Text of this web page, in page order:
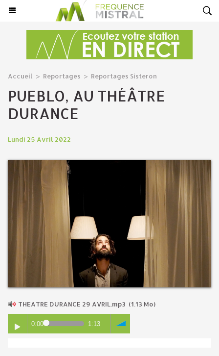
Accueil > Reportages > Reportages Sisteron
PUEBLO, AU THÉÂTRE
DURANCE
Lundi 25 Avril 2022
THEATRE DURANCE 29 AVRIL.mp3 (1.13 Mo)
0:00 1:13